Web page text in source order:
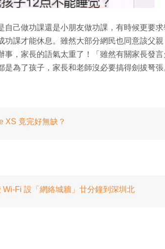
己做功課還是小朋友做功課，有時候更要
課才能休息。雖然大部分網民也同意該父
，家長的語氣太重了！「雖然有關家長發言
為了孩子，家長和老師沒必要搞得劍拔弩張
XS 竟完好無缺？
Fi 設「網絡城牆」廿分鐘到深圳北